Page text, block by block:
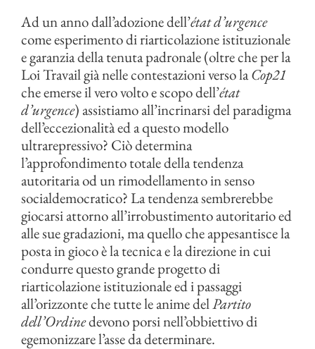
Ad un anno dall’adozione dell’état d’urgence
come esperimento di riarticolazione istituzionale
e garanzia della tenuta padronale (oltre che per la
Loi Travail già nelle contestazioni verso laCop21
che emerse il vero volto e scopo dell’état
d’urgence) assistiamo all’incrinarsi del paradigma
dell’eccezionalità ed a questo modello
ultrarepressivo? Ciò determina
l’approfondimento totale della tendenza
autoritaria od un rimodellamento in senso
socialdemocratico? La tendenza sembrerebbe
giocarsi attorno all’irrobustimento autoritario ed
alle sue gradazioni, ma quello che appesantisce la
posta in gioco è la tecnica e la direzione in cui
condurre questo grande progetto di
riarticolazione istituzionale ed i passaggi
all’orizzonte che tutte le anime delPartito
dell’Ordinedevono porsi nell’obbiettivo di
egemonizzare l’asse da determinare.